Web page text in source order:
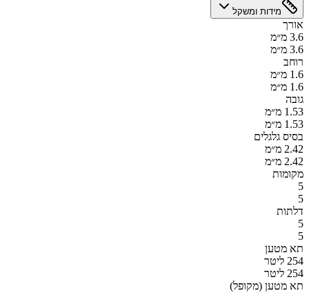
מידות ומשקל
אורך
3.6 מ״מ
3.6 מ״מ
רוחב
1.6 מ״מ
1.6 מ״מ
גובה
1.53 מ״מ
1.53 מ״מ
בסיס גלגלים
2.42 מ״מ
2.42 מ״מ
מקומות
5
5
דלתות
5
5
תא מטען
254 ליטר
254 ליטר
תא מטען (מקופל)